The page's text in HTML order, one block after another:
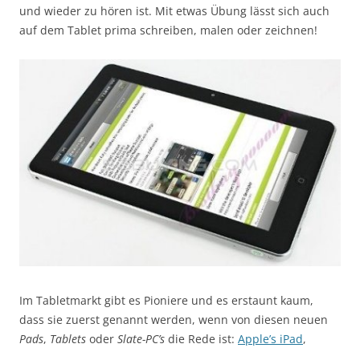
und wieder zu hören ist. Mit etwas Übung lässt sich auch
auf dem Tablet prima schreiben, malen oder zeichnen!
Im Tabletmarkt gibt es Pioniere und es erstaunt kaum,
dass sie zuerst genannt werden, wenn von diesen neuen
Pads, Tablets oder Slate-PC’s die Rede ist: Apple’s iPad,